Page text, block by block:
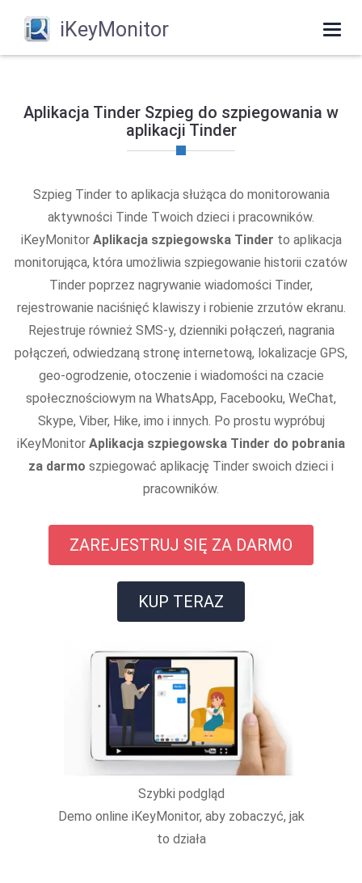
iKeyMonitor
Aplikacja Tinder Szpieg do szpiegowania w
aplikacji Tinder
Szpieg Tinder to aplikacja służąca do monitorowania
aktywności Tinde Twoich dzieci i pracowników.
iKeyMonitor Aplikacja szpiegowska Tinder to aplikacja
monitorująca, która umożliwia szpiegowanie historii czatów
Tinder poprzez nagrywanie wiadomości Tinder,
rejestrowanie naciśnięć klawiszy i robienie zrzutów ekranu.
Rejestruje również SMS-y, dzienniki połączeń, nagrania
połączeń, odwiedzaną stronę internetową, lokalizacje GPS,
geo-ogrodzenie, otoczenie i wiadomości na czacie
społecznościowym na WhatsApp, Facebooku, WeChat,
Skype, Viber, Hike, imo i innych. Po prostu wypróbuj
iKeyMonitor Aplikacja szpiegowska Tinder do pobrania
za darmo szpiegować aplikację Tinder swoich dzieci i
pracowników.
ZAREJESTRUJ SIĘ ZA DARMO
KUP TERAZ
Szybki podgląd
Demo online iKeyMonitor, aby zobaczyć, jak
to działa